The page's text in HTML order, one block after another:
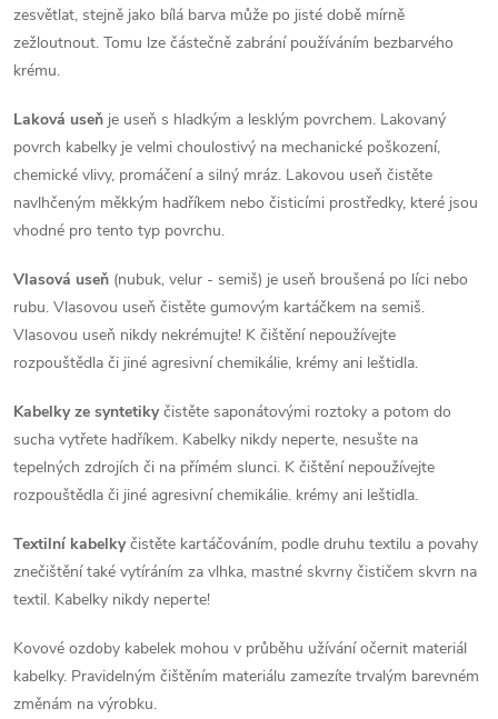
zesvětlat, stejně jako bílá barva může po jisté době mírně
zežloutnout. Tomu lze částečně zabrání používáním bezbarvého
krému.
Laková useň je useň s hladkým a lesklým povrchem. Lakovaný
povrch kabelky je velmi choulostivý na mechanické poškození,
chemické vlivy, promáčení a silný mráz. Lakovou useň čistěte
navlhčeným měkkým hadříkem nebo čisticími prostředky, které jsou
vhodné pro tento typ povrchu.
Vlasová useň (nubuk, velur - semiš) je useň broušená po líci nebo
rubu. Vlasovou useň čistěte gumovým kartáčkem na semiš.
Vlasovou useň nikdy nekrémujte! K čištění nepoužívejte
rozpouštědla či jiné agresivní chemikálie, krémy ani leštidla.
Kabelky ze syntetikyčistěte saponátovými roztoky a potom do
sucha vytřete hadříkem. Kabelky nikdy neperte, nesušte na
tepelných zdrojích či na přímém slunci. K čištění nepoužívejte
rozpouštědla či jiné agresivní chemikálie. krémy ani leštidla.
Textilní kabelkyčistěte kartáčováním, podle druhu textilu a povahy
znečištění také vytíráním za vlhka, mastné skvrny čističem skvrn na
textil. Kabelky nikdy neperte!
Kovové ozdoby kabelek mohou v průběhu užívání očernit materiál
kabelky. Pravidelným čištěním materiálu zamezíte trvalým barevném
změnám na výrobku.